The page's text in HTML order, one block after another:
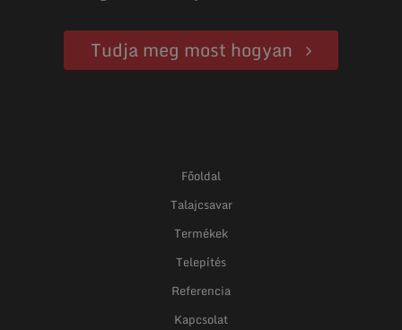
Tudja meg most hogyan
Főoldal
Talajcsavar
Termékek
Telepítés
Referencia
Kapcsolat